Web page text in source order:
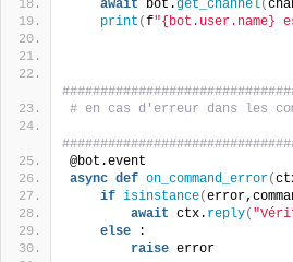
await bot.get_channel(
print (f"{bot.user.name}
# en cas d'erreur dans les
@bot.event
async def on_command_error(
if isinstance(
await ctx. reply(
else :
raise error